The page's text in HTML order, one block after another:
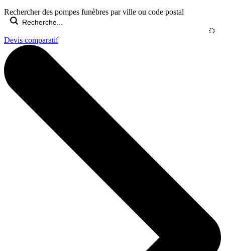
Rechercher des pompes funèbres par ville ou code postal
Devis comparatif